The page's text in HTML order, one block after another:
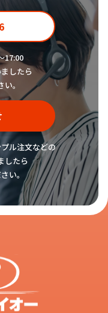
17:00
したら
。
ル注文などの
したら
い。